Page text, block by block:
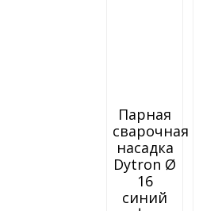
Парная
сварочная
насадка
Dytron Ø
16
синий